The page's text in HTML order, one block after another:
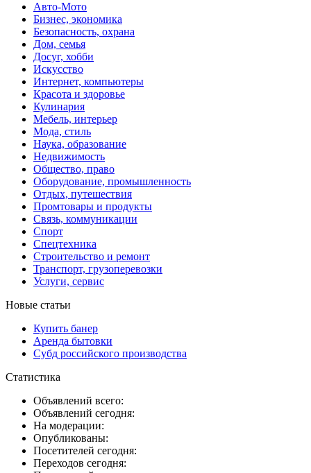
Авто-Мото
Бизнес, экономика
Безопасность, охрана
Дом, семья
Досуг, хобби
Искусство
Интернет, компьютеры
Красота и здоровье
Кулинария
Мебель, интерьер
Мода, стиль
Наука, образование
Недвижимость
Общество, право
Оборудование, промышленность
Отдых, путешествия
Промтовары и продукты
Связь, коммуникации
Спорт
Спецтехника
Строительство и ремонт
Транспорт, грузоперевозки
Услуги, сервис
Новые статьи
Купить банер
Аренда бытовки
Субд российского производства
Статистика
Объявлений всего:
Объявлений сегодня:
На модерации:
Опубликованы:
Посетителей сегодня:
Переходов сегодня: